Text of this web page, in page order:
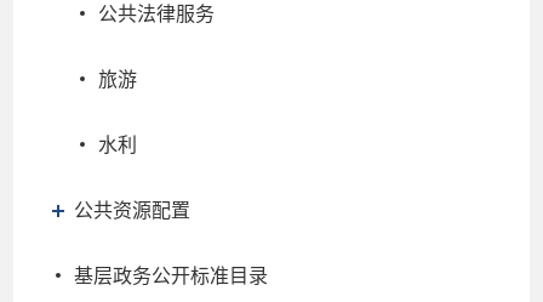
公共法律服务
旅游
水利
公共资源配置
基层政务公开标准目录